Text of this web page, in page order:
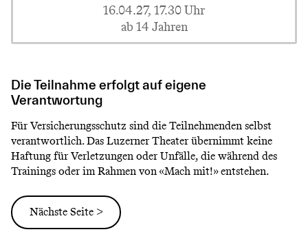
16.04.27, 17.30 Uhr
ab 14 Jahren
Die Teilnahme erfolgt auf eigene
Verantwortung
Für Versicherungsschutz sind die Teilnehmenden selbst
verantwortlich. Das Luzerner Theater übernimmt keine
Haftung für Verletzungen oder Unfälle, die während des
Trainings oder im Rahmen von «Mach mit!» entstehen.